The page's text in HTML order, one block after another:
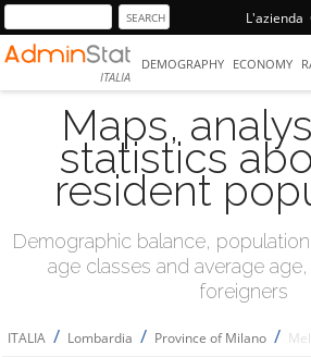
L'azienda
ITALIA
DEMOGRAPHY ECONOMY
Maps,
statistics
resident
Demographic balance,
age classes and average
foreigners
ITALIA / Lombardia / Province of Milano /